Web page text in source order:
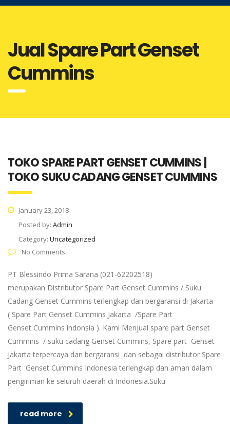
Jual Spare Part Genset
Cummins
TOKO SPARE PART GENSET CUMMINS |
TOKO SUKU CADANG GENSET CUMMINS
January 23, 2018
Posted by: Admin
Category: Uncategorized
No Comments
PT Blessindo Prima Sarana (021-62202518)
merupakan Distributor Spare Part Genset Cummins / Suku
Cadang Genset Cummins terlengkap dan bergaransi di Jakarta
( Spare Part Genset Cummins Jakarta /Spare Part
Genset Cummins indonsia ). Kami Menjual spare part Genset
Cummins / suku cadang Genset Cummins, Spare part Genset
Jakarta terpercaya dan bergaransi dan sebagai distributor Spare
Part Genset Cummins Indonesia terlengkap dan aman dalam
pengiriman ke seluruh daerah di Indonesia.Suku
read more